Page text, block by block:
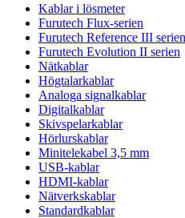
Kablar i lösmeter
Furutech Flux-serien
Furutech Reference III serien
Furutech Evolution II serien
Nätkablar
Högtalarkablar
Analoga signalkablar
Digitalkablar
Skivspelarkablar
Hörlurskablar
Minitelekabel 3,5 mm
USB-kablar
HDMI-kablar
Nätverkskablar
Standardkablar